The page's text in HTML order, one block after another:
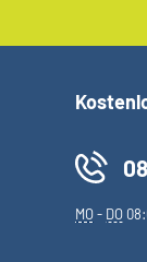
MO- DO